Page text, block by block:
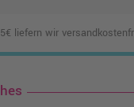
liefern wir